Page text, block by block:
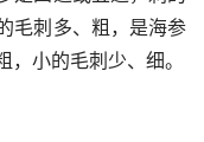
毛刺多、粗，是海参
小的毛刺少、细。